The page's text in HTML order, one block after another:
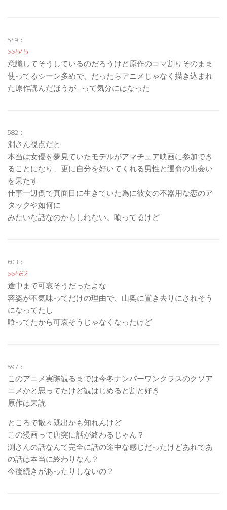
549：
>>545
意識してそうしているのだろうけど原作のコマ割りそのまま
使ってるシーン多めで、だったらアニメじゃなく描き込まれ
た原作読んだほうが…って気分にはなった
582：
淵さん視点だと
本当は女優を夢見ていたモデルがアマチュア映画に参加でき
ることになり、更に自分を好いてくれる男性と運命の出会い
を果たす
仕事一辺倒で真面目に生きていた為に彼女の不器用な恋のア
タックや如何に
みたいな話なのかもしれない。喰ってるけど
603：
>>582
途中まで可哀そうだったよな
容姿が不気味ってだけの理由で、山奥に置き去りにされそう
になってたし
喰ってたから可哀そうじゃなくなったけど
597：
このアニメ実際観るまでは今冬ナンバーワンクラスのクソア
ニメかと思ってたけど観はじめると割と好き
原作は未読
ところで散々既出かも知れんけど
この漫画って唐突に話が終わるじゃん？
渕さんの話なんて完全に話の途中な感じだったけどあれであ
の話は本当に終わりなん？
今後続きがあったりしないの？